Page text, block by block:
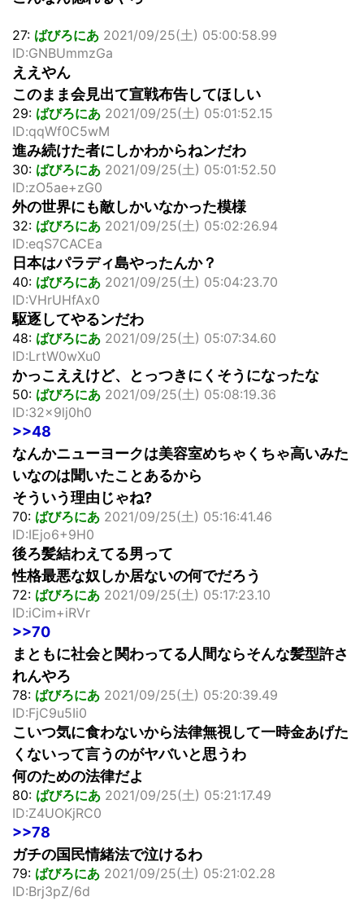
27: ばびろにあ 2021/09/25(土) 05:00:58.99
ID:GNBUmmzGa
ええやん
このまま会見出て宣戦布告してほしい
29: ばびろにあ 2021/09/25(土) 05:01:52.15
ID:qqWf0C5wM
進み続けた者にしかわからねンだわ
30: ばびろにあ 2021/09/25(土) 05:01:52.50
ID:zO5ae+zG0
外の世界にも敵しかいなかった模様
32: ばびろにあ 2021/09/25(土) 05:02:26.94
ID:eqS7CACEa
日本はパラディ島やったんか？
40: ばびろにあ 2021/09/25(土) 05:04:23.70
ID:VHrUHfAx0
駆逐してやるンだわ
48: ばびろにあ 2021/09/25(土) 05:07:34.60
ID:LrtW0wXu0
かっこええけど、とっつきにくそうになったな
50: ばびろにあ 2021/09/25(土) 05:08:19.36
ID:32x9lj0h0
>>48
なんかニューヨークは美容室めちゃくちゃ高いみた
いなのは聞いたことあるから
そういう理由じゃね?
70: ばびろにあ 2021/09/25(土) 05:16:41.46
ID:IEjo6+9H0
後ろ髪結わえてる男って
性格最悪な奴しか居ないの何でだろう
72: ばびろにあ 2021/09/25(土) 05:17:23.10
ID:iCim+iRVr
>>70
まともに社会と関わってる人間ならそんな髪型許さ
れんやろ
78: ばびろにあ 2021/09/25(土) 05:20:39.49
ID:FjC9u5Ii0
こいつ気に食わないから法律無視して一時金あげた
くないって言うのがヤバいと思うわ
何のための法律だよ
80: ばびろにあ 2021/09/25(土) 05:21:17.49
ID:Z4UOKjRC0
>>78
ガチの国民情緒法で泣けるわ
79: ばびろにあ 2021/09/25(土) 05:21:02.28
ID:Brj3pZ/6d